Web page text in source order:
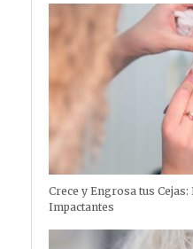
Crece y Engrosa tus
Impactantes